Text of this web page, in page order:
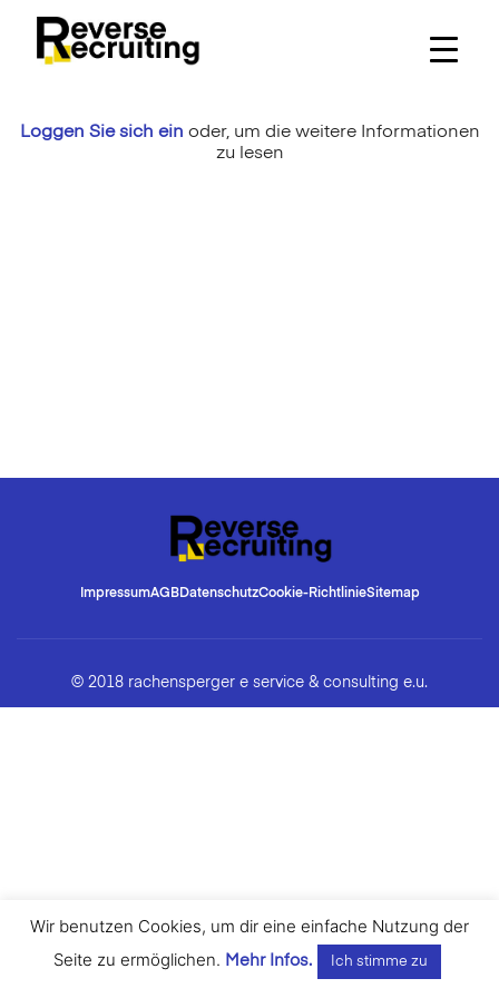
content
Loggen Sie sich ein oder, um die weitere Informationen
zu lesen
ImpressumAGBDatenschutzCookie-RichtlinieSitemap
© 2018 rachensperger e service & consulting e.u.
Wir benutzen Cookies, um dir eine einfache Nutzung der
Seite zu ermöglichen. Mehr Infos. Ich stimme zu